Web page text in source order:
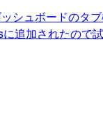
ッシュボードのタ
追加されたので